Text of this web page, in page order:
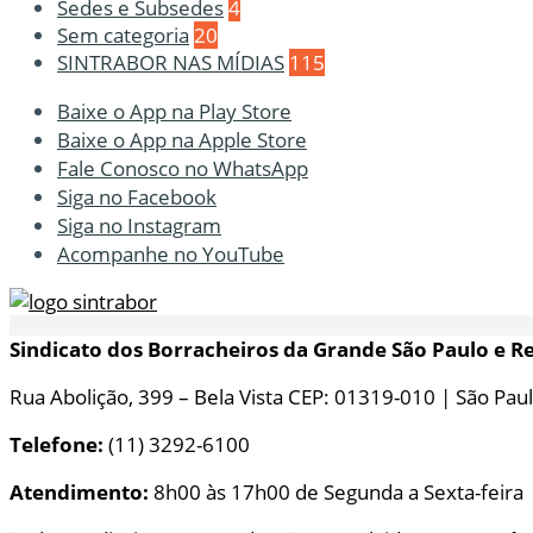
Sedes e Subsedes4
Sem categoria 20
SINTRABOR NAS MÍDIAS 115
Baixe o App na Play Store
Baixe o App na Apple Store
Fale Conosco no WhatsApp
Siga no Facebook
Siga no Instagram
Acompanhe no YouTube
Sindicato dos Borracheiros da Grande São Paulo e
Rua Abolição, 399 – Bela Vista CEP: 01319-010 | São
Telefone: (11) 3292-6100
Atendimento: 8h00 às 17h00 de Segunda a Sexta-feira